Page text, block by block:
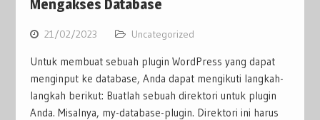
Mengakses Database
21/02/2023 Uncategorized
Untuk membuat sebuah plugin WordPress yang dapat
menginput ke database, Anda dapat mengikuti langkah-
langkah berikut: Buatlah sebuah direktori untuk plugin
Anda. Misalnya, my-database-plugin. Direktori ini harus